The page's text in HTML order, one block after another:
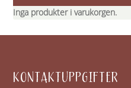
Inga produkter i varukorgen.
KONTAKTUPPGIFTER